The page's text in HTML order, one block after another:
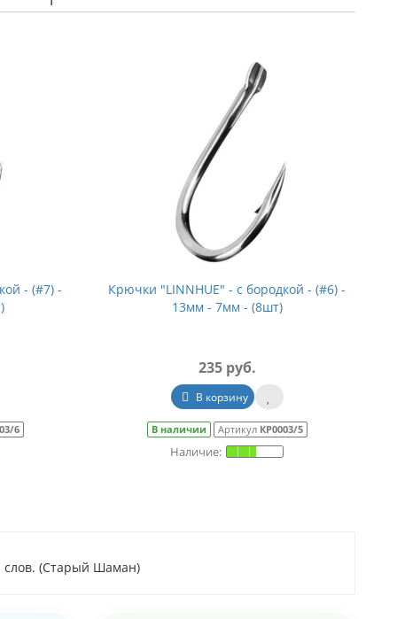
- (#7) -
6
Крючки "LINNHUE" - с бородкой - (#6) -
13мм - 7мм - (8шт)
235 руб.
В корзину
В наличии Артикул КР0003/5
слов. (Старый Шаман)